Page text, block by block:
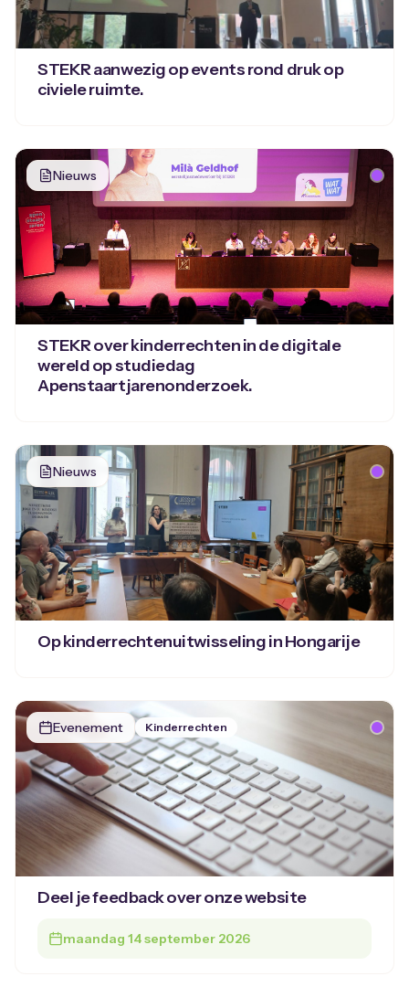
STEKR aanwezig op events rond druk op
civiele ruimte.
Nieuws
STEKR over kinderrechten in de digitale
wereld op studiedag
Apenstaartjarenonderzoek.
Nieuws
Op kinderrechtenuitwisseling in Hongarije
Evenement Kinderrechten
Deel je feedback over onze website
maandag 14 september 2026